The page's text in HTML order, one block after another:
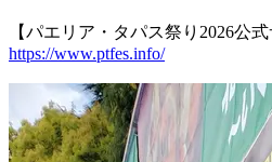
【パエリア・タパス祭り2026公
https://www.ptfes.info/